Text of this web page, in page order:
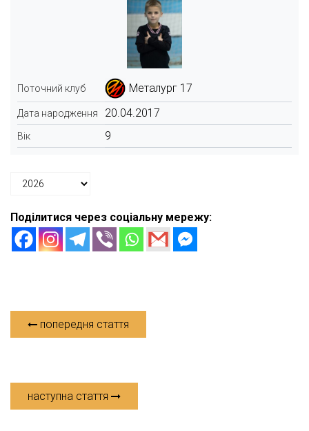
Поточний клуб Металург 17
Дата народження 20.04.2017
Вік 9
Поділитися через соціальну мережу:
попередня стаття
наступна стаття